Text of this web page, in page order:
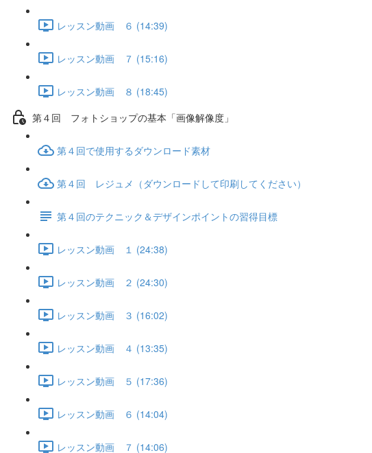
レッスン動画 ６ (14:39)
レッスン動画 ７ (15:16)
レッスン動画 ８ (18:45)
第４回 フォトショップの基本「画像解像度」
第４回で使用するダウンロード素材
第４回 レジュメ（ダウンロードして印刷してください）
第４回のテクニック＆デザインポイントの習得目標
レッスン動画 １ (24:38)
レッスン動画 ２ (24:30)
レッスン動画 ３ (16:02)
レッスン動画 ４ (13:35)
レッスン動画 ５ (17:36)
レッスン動画 ６ (14:04)
レッスン動画 ７ (14:06)